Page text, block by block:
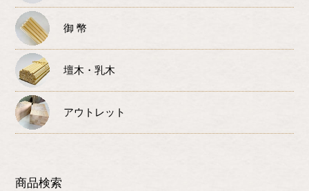
御 幣
壇木・乳木
アウトレット
商品検索